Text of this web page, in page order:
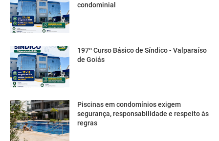
condominial
197º Curso Básico de Síndico - Valparaíso
de Goiás
Piscinas em condomínios exigem
segurança, responsabilidade e respeito às
regras